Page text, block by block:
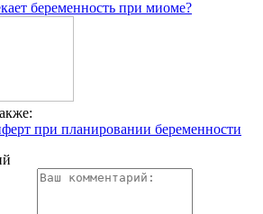
беременность при миоме?
при планировании беременности